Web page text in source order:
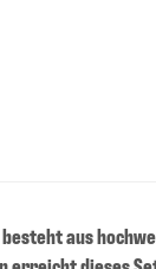
aus